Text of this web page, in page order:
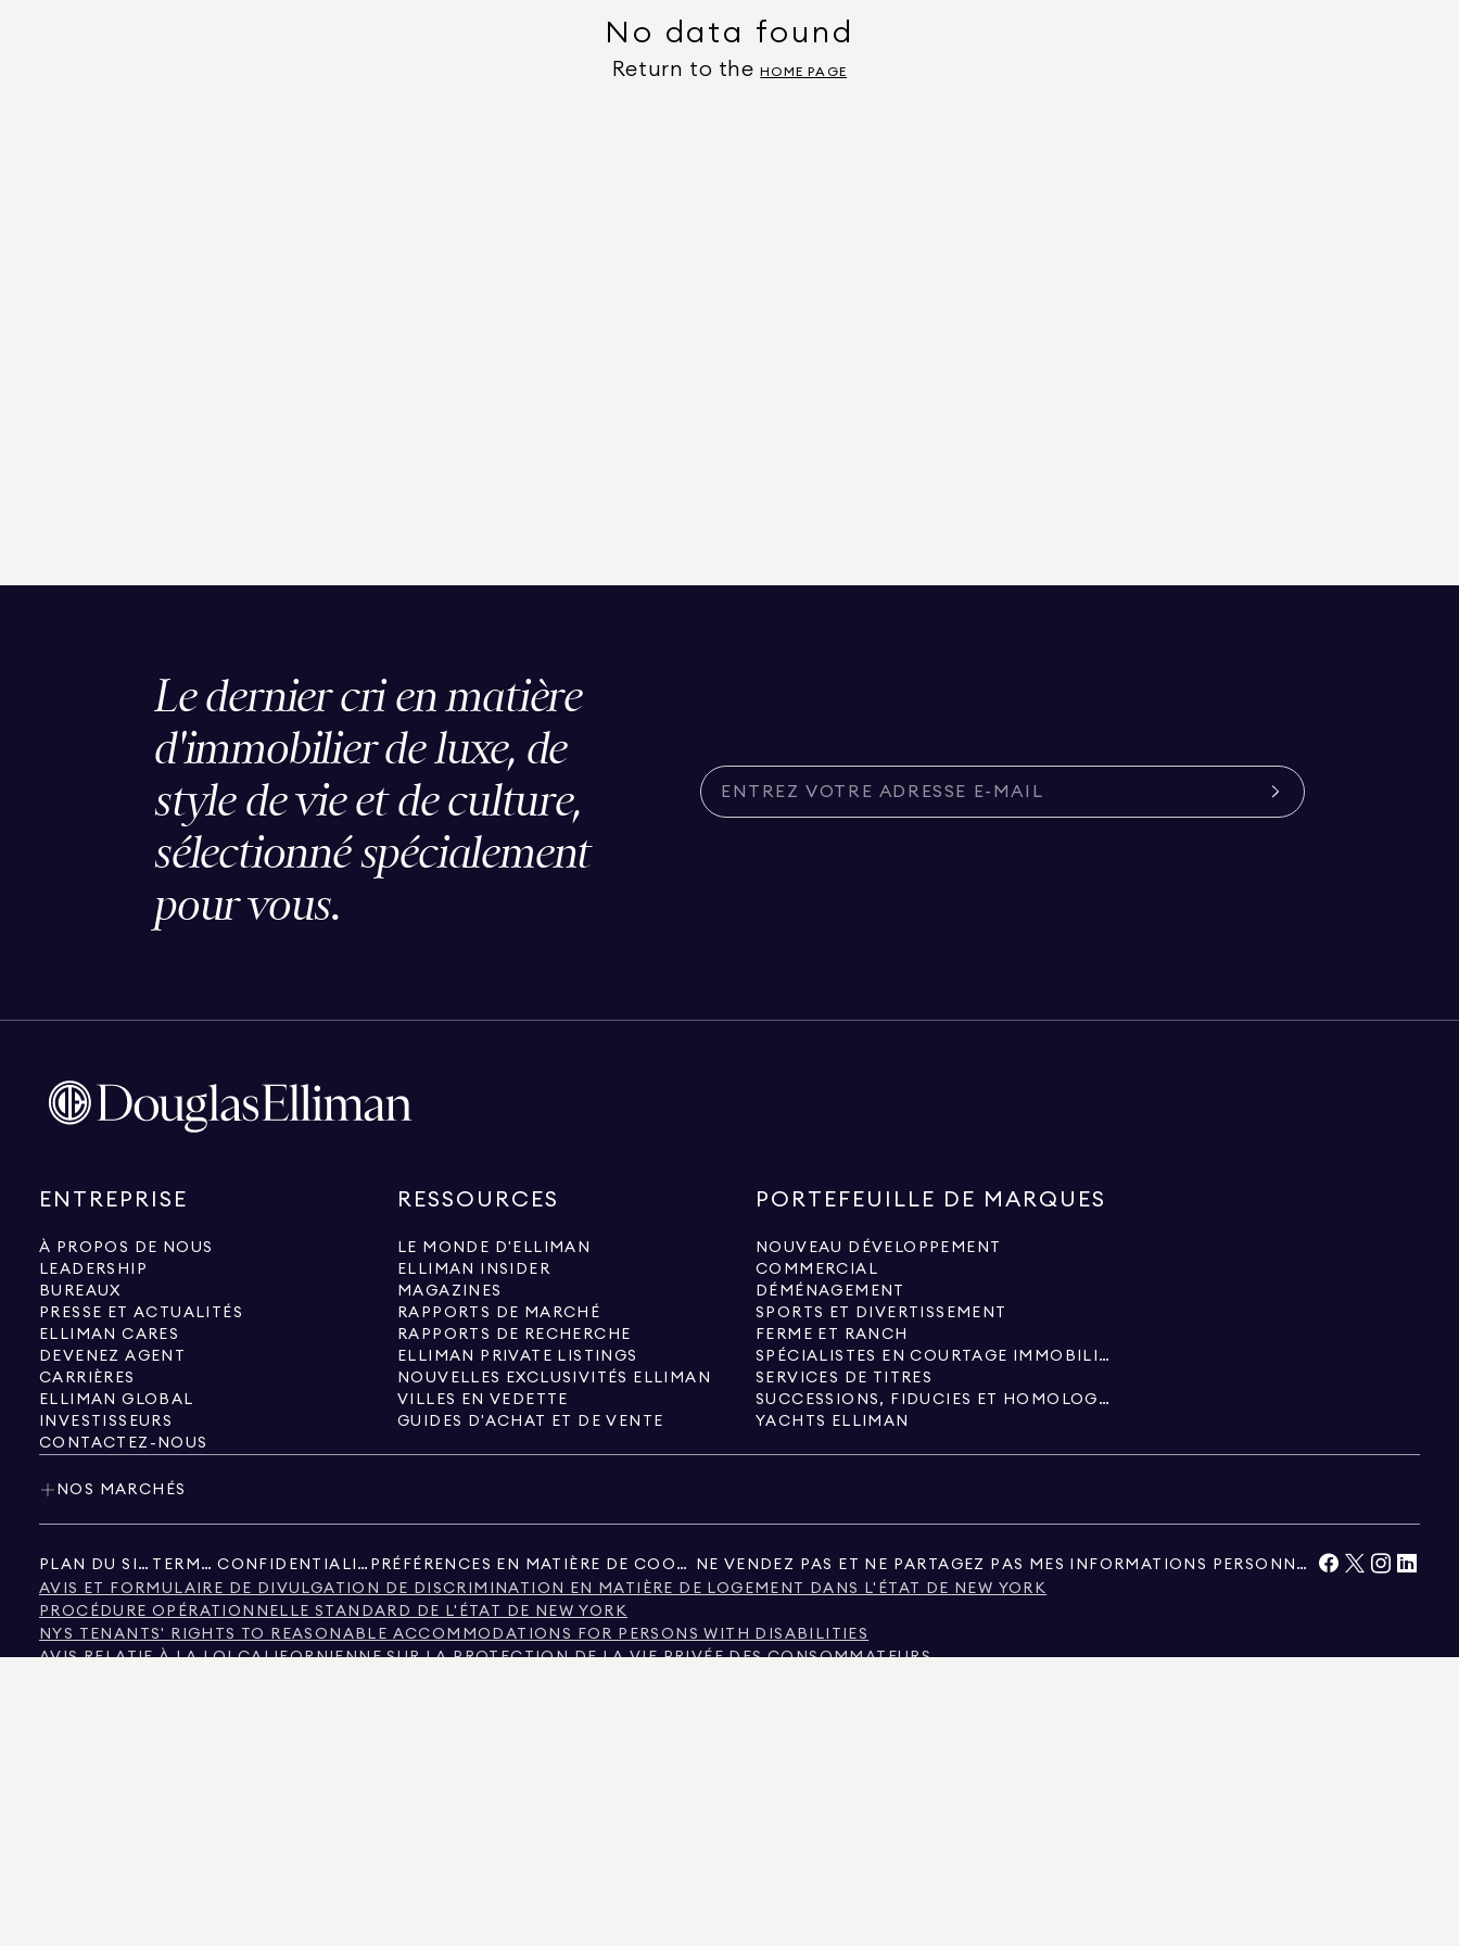
No data found
Return to the HOME PAGE
Le dernier cri en matière
d'immobilier de luxe, de
style de vie et de culture,
sélectionné spécialement
pour vous.
ENTREPRISE
À PROPOS DE NOUS
LEADERSHIP
BUREAUX
PRESSE ET ACTUALITÉS
ELLIMAN CARES
DEVENEZ AGENT
CARRIÈRES
ELLIMAN GLOBAL
INVESTISSEURS
CONTACTEZ-NOUS
RESSOURCES
LE MONDE D'ELLIMAN
ELLIMAN INSIDER
MAGAZINES
RAPPORTS DE MARCHÉ
RAPPORTS DE RECHERCHE
ELLIMAN PRIVATE LISTINGS
NOUVELLES EXCLUSIVITÉS ELLIMAN
VILLES EN VEDETTE
GUIDES D'ACHAT ET DE VENTE
PORTEFEUILLE DE MARQUES
NOUVEAU DÉVELOPPEMENT
COMMERCIAL
DÉMÉNAGEMENT
SPORTS ET DIVERTISSEMENT
FERME ET RANCH
SPÉCIALISTES EN COURTAGE IMMOBILIER
SERVICES DE TITRES
SUCCESSIONS, FIDUCIES ET HOMOLOGATIONS
YACHTS ELLIMAN
NOS MARCHÉS
PLAN DU SITE TERMES CONFIDENTIALITÉ PRÉFÉRENCES EN MATIÈRE DE COOKIES
NE VENDEZ PAS ET NE PARTAGEZ PAS MES INFORMATIONS PERSONNELLES.
AVIS ET FORMULAIRE DE DIVULGATION DE DISCRIMINATION EN MATIÈRE DE LOGEMENT DANS L'ÉTAT DE NEW YORK
PROCÉDURE OPÉRATIONNELLE STANDARD DE L'ÉTAT DE NEW YORK
NYS TENANTS' RIGHTS TO REASONABLE ACCOMMODATIONS FOR PERSONS WITH DISABILITIES
AVIS RELATIF À LA LOI CALIFORNIENNE SUR LA PROTECTION DE LA VIE PRIVÉE DES CONSOMMATEURS